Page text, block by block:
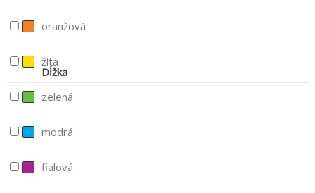
oranžová
žltá
zelená
modrá
fialová
Dĺžka